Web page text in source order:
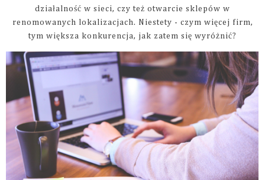
działalność w sieci, czy też otwarcie sklepów w
renomowanych lokalizacjach. Niestety - czym więcej firm,
tym większa konkurencja, jak zatem się wyróżnić?